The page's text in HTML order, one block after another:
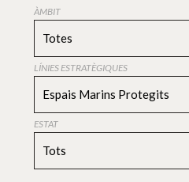
ÀMBIT
Totes
LÍNIES ESTRATÈGIQUES
Espais Marins Protegits
ESTAT
Tots